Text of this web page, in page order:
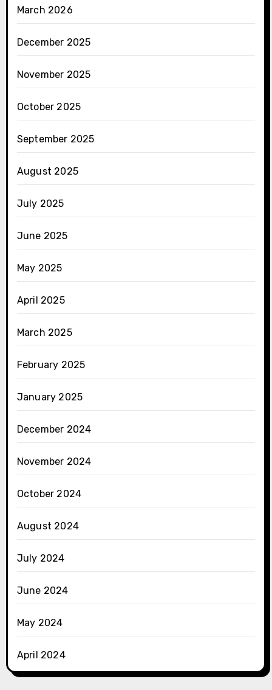
March 2026
December 2025
November 2025
October 2025
September 2025
August 2025
July 2025
June 2025
May 2025
April 2025
March 2025
February 2025
January 2025
December 2024
November 2024
October 2024
August 2024
July 2024
June 2024
May 2024
April 2024